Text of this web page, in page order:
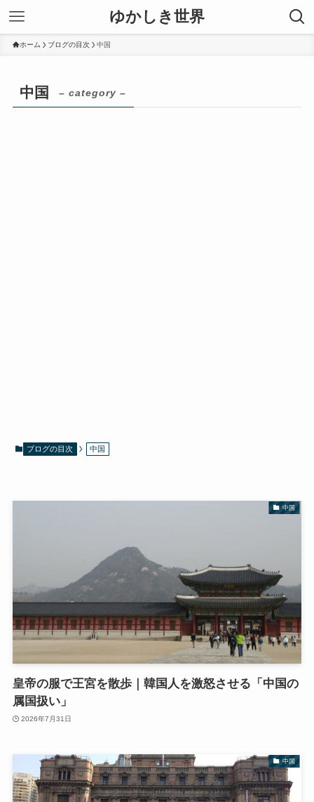
ゆかしき世界
ホーム ブログの目次 中国
中国 – category –
ブログの目次 中国
中国
皇帝の服で王宮を散歩｜韓国人を激怒させる「中国の
属国扱い」
2026年7月31日
中国